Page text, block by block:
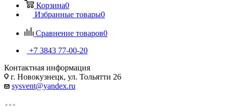
Корзина0
Избранные товары0
Сравнение товаров0
+7 3843 77-00-20
Контактная информация
г. Новокузнецк, ул. Тольятти 26
sysvent@yandex.ru